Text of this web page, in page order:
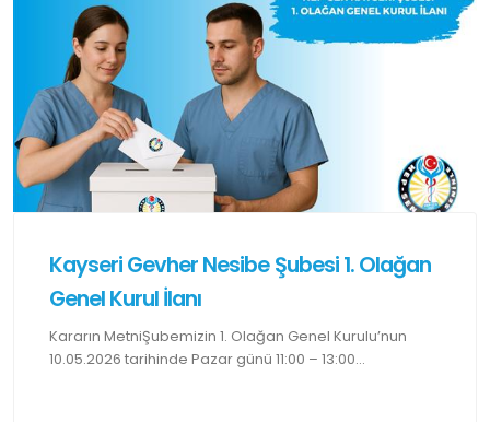
Kayseri Gevher Nesibe Şubesi 1. Olağan
Genel Kurul İlanı
Kararın MetniŞubemizin 1. Olağan Genel Kurulu’nun
10.05.2026 tarihinde Pazar günü 11:00 – 13:00...